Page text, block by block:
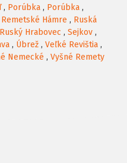
, Porúbka , Porúbka ,
Remetské Hámre , Ruská
Ruský Hrabovec , Sejkov ,
, Úbrež , Veľké Revištia ,
Nemecké , Vyšné Remety